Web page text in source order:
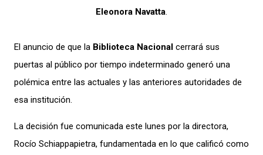
Eleonora Navatta.
El anuncio de que la Biblioteca Nacional cerrará sus
puertas al público por tiempo indeterminado generó una
polémica entre las actuales y las anteriores autoridades de
esa institución.
La decisión fue comunicada este lunes por la directora,
Rocío Schiappapietra, fundamentada en lo que calificó como